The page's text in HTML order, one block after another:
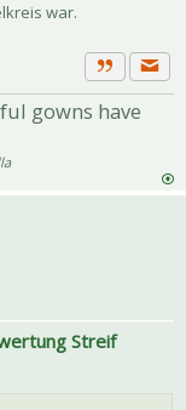
war.
Zitat
gowns have
Streif